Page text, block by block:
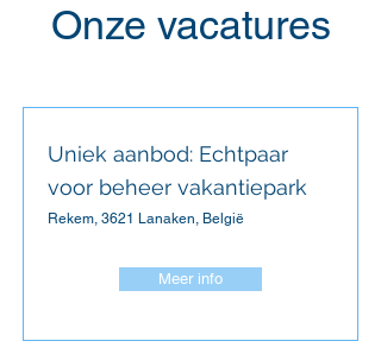
Onze vacatures
Uniek aanbod: Echtpaar
voor beheer vakantiepark
Rekem, 3621 Lanaken, België
Meer info